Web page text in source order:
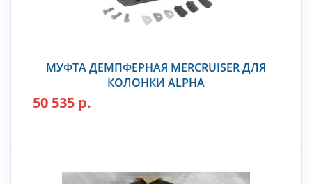
МУФТА ДЕМПФЕРНАЯ MERCRUISER ДЛЯ
КОЛОНКИ ALPHA
50 535 р.